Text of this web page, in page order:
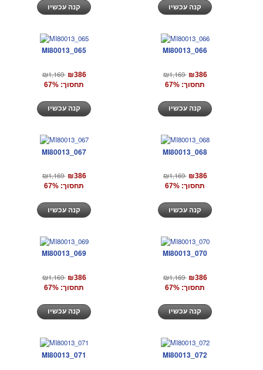
MI80013_065
₪1,169 ₪386
תחסוך: 67%
MI80013_066
₪1,169 ₪386
תחסוך: 67%
MI80013_067
₪1,169 ₪386
תחסוך: 67%
MI80013_068
₪1,169 ₪386
תחסוך: 67%
MI80013_069
₪1,169 ₪386
תחסוך: 67%
MI80013_070
₪1,169 ₪386
תחסוך: 67%
MI80013_071 MI80013_072